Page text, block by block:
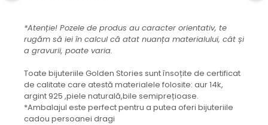
*Atenție! Pozele de produs au caracter orientativ, te
rugăm să iei în calcul că atat nuanța materialului, cât și
a gravurii, poate varia.
Toate bijuteriile Golden Stories sunt însoțite de certificat
de calitate care atestă materialele folosite: aur 14k,
argint 925 ,piele naturală,bile semiprețioase.
*Ambalajul este perfect pentru a putea oferi bijuteriile
cadou persoanei dragi